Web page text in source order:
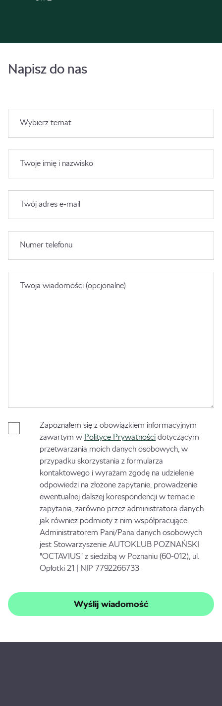
Napisz do nas
Wybierz temat
Twoje imię i nazwisko
Twój adres e-mail
Numer telefonu
Twoja wiadomości (opcjonalne)
Zapoznałem się z obowiązkiem informacyjnym
zawartym w Polityce Prywatności dotyczącym
przetwarzania moich danych osobowych, w
przypadku skorzystania z formularza
kontaktowego i wyrażam zgodę na udzielenie
odpowiedzi na złożone zapytanie, prowadzenie
ewentualnej dalszej korespondencji w temacie
zapytania, zarówno przez administratora danych
jak również podmioty z nim współpracujące.
Administratorem Pani/Pana danych osobowych
jest Stowarzyszenie AUTOKLUB POZNAŃSKI
"OCTAVIUS" z siedzibą w Poznaniu (60-012), ul.
Opłotki 21 | NIP 7792266733